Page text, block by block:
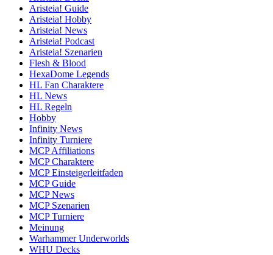
Aristeia! Guide
Aristeia! Hobby
Aristeia! News
Aristeia! Podcast
Aristeia! Szenarien
Flesh & Blood
HexaDome Legends
HL Fan Charaktere
HL News
HL Regeln
Hobby
Infinity News
Infinity Turniere
MCP Affiliations
MCP Charaktere
MCP Einsteigerleitfaden
MCP Guide
MCP News
MCP Szenarien
MCP Turniere
Meinung
Warhammer Underworlds
WHU Decks